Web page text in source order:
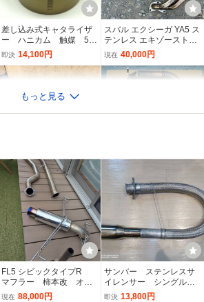
ラー可変電動バルブ ECV
6 ZN6 BRZ ZC6 TRD UZZ
クX クラウン 86 Z33 Z34
60mm 可変バルブマフラ
ー タイコ付き 負圧 音量
調整可 デュアル クロスビ
ー MN71S ジムニー JB64
W JB23W JA22W ワンオ
フ制作に
即決 30,800円
◆新品◆【可変バルブ式
☆モーター/リモコン付
き】AGM 爆匠 ZN8 GR86
/ ZD8 BRZ FA24 ステンレ
ス マフラー【カーボンテ
ール】棚
現在 115,489円
NEW!! NEW!!
差し込み式キャタライザ
ー ハニカム 触媒 56
040-10IN60
即決 14,100円
スバル エクシーガ YA5 ス
テンレス エキゾーストマ
ニホールド【エキゾース
トマニホールド】。
現在 40,000円
P4-162 E H11 BH5 レガ
シィツーリングワゴン GT
-B Eチューン B型 メーカ
ー不明 フロントパイプ 触
媒 キャタライザー
現在 37,400円
HKSメタルキャタライザ
ー WRX S4/レヴォーグ V
AG/VMG FA20 DIT用 330
05-AF019 書類付き
79,800円
NEW!!
もっと見る
FL5 シビックタイプR
マフラー 柿本改 オプ
ションサイレンサー付 マ
現在 88,000円
サンバー ステンレスサ
イレンサー シングルイ
ンナーサイレンサーセッ
即決 13,800円